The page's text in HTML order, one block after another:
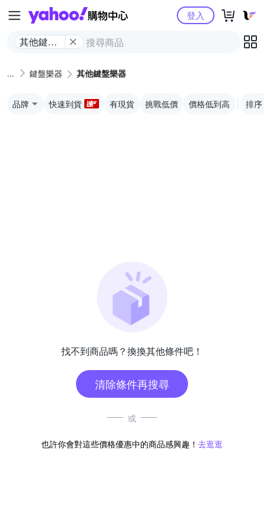
Yahoo購物中心
其他鍵盤
登入
鍵盤樂器 其他鍵盤樂器
品牌 快速到貨 有現貨 挑戰低價 價格低到高 排序
找不到商品嗎？換換其他條件吧！
清除條件再搜尋
或
也許你會對這些價格優惠中的商品感興趣！ 去逛逛